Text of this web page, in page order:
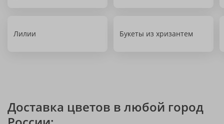
Лилии Букеты из хризантем
Доставка цветов в любой город